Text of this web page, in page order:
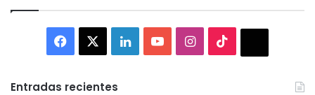
Facebook LinkedInYouTubeInstagram
Entradas recientes